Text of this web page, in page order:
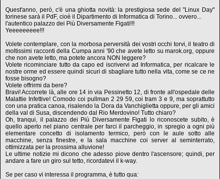
Quest'anno, però, c'è una ghiotta novità: la prestigiosa sede del "Linux Day"
torinese sarà il PdF, cioè il Dipartimento di Informatica di Torino... ovvero...
l'autentico palazzo dei Più Diversamente Figati!!!
Yeeeeeeeee!!!
Volete contemplare, con la morbosa perversità dei vostri occhi torvi, il teatro di
moltissimi racconti della Cumpa anni '90 che avete letto su marok.org, oppure
che non avete letto, ma potete ancora NON leggere?
Volete ricominciare tutto da capo ed iscrivervi ad Informatica, per ricalcare le
nostre orme ed essere quindi sicuri di sbagliare tutto nella vita, come se ce ne
fosse bisogno?
Volete offrirmi da bere?
Bravi! Accorrete là, alle ore 14 in via Pessinetto 12, di fronte all'ospedale delle
Malattie Infettive! Comodo coi pullman 2 29 59, coi tram 3 e 9, ma soprattutto
con una pratica canoa, risalendo la Dora da Vanchiglietta oppure, per gli amici
della val di Susa, discendendo dal Rio Merdovino! Tutto chiaro?
Oh, tranqui, il palazzo dei Più Diversamente Figati lo riconoscete subito, è
quello aperto nel piano centrale per farci il parcheggio, in spregio a ogni più
elementare concetto di isolamento termico, però con le aule sotto alle
macchine, senza finestre, e la sala macchine coi server al seminterrato,
ottimizzata per la prossima alluvione!
Le ultime notizie mi dicono che adesso piove dentro l'ascensore; quindi, per
andare a fare un giro sul tetto, ricordatevi il k-way.
Se per caso vi interessa il programma, è tutto qua: